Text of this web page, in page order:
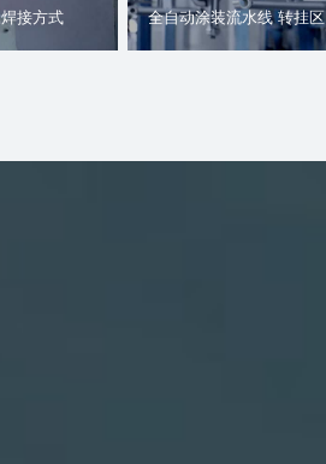
接方式 全自动涂装流水线 转挂区